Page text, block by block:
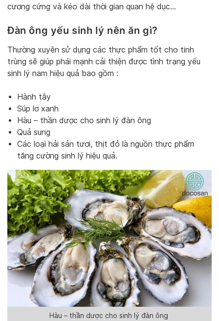
cương cứng và kéo dài thời gian quan hệ dục…
Đàn ông yếu sinh lý nên ăn gì?
Thường xuyên sử dụng các thực phẩm tốt cho tinh
trùng sẽ giúp phái mạnh cải thiện được tình trạng yếu
sinh lý nam hiệu quả bao gồm :
Hành tây
Súp lơ xanh
Hàu – thần dược cho sinh lý đàn ông
Quả sung
Các loại hải sản tươi, thịt đỏ là nguồn thực phẩm
tăng cường sinh lý hiệu quả.
Hàu – thần dược cho sinh lý đàn ông